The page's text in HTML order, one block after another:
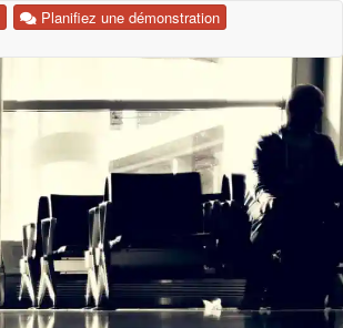
Planifiez une démonstration